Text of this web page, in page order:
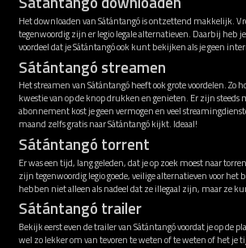
Het downloaden van Sátántangó is ontzettend makkelijk.
tegenwoordig zijn er legio legale alternatieven. Daarbij heb
voordeel dat je Sátántangó ook kunt bekijken als je geen
Sátántangó streamen
Het streamen van Sátántangó heeft ook grote voordelen.
kwestie van op de knop drukken en genieten. Er zijn
abonnement kost je geen vermogen en veel
maand zelfs gratis naar Sátántangó kijkt. Ideaal!
Sátántangó torrent
Er was een tijd, lang geleden, dat je op zoek moest naar
zijn tegenwoordig legio goede, veilige alternatieven voor
hebben niet alleen als nadeel dat ze illegaal zijn, maar ze
Sátántangó trailer
Bekijk eerst even de trailer van Sátántangó voordat je op de
wel zo lekker om van tevoren te weten of te weten of het je